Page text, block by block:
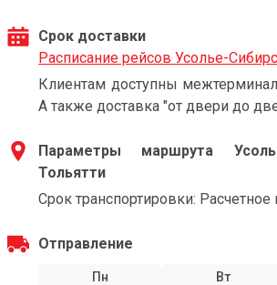
Срок доставки
Расписание рейсов Усолье-
Клиентам доступны
А также доставка "от двери до
Параметры маршрута
Тольятти
Срок транспортировки: Расчетное
Отправление
Пн
Вт